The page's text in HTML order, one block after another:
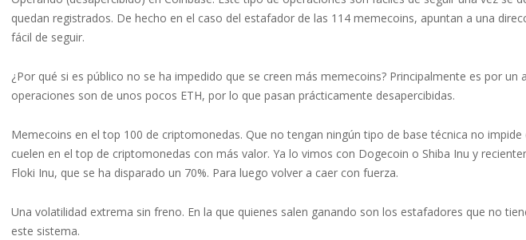
quedan registrados. De hecho en el caso del estafador de las 114 memecoins, apuntan a una
fácil de seguir.
¿Por qué si es público no se ha impedido que se creen más memecoins? Principalmente es por un
operaciones son de unos pocos ETH, por lo que pasan prácticamente desapercibidas.
Memecoins en el top 100 de criptomonedas. Que no tengan ningún tipo de base técnica no
cuelen en el top de criptomonedas con más valor. Ya lo vimos con Dogecoin o Shiba Inu y
Floki Inu, que se ha disparado un 70%. Para luego volver a caer con fuerza.
Una volatilidad extrema sin freno. En la que quienes salen ganando son los estafadores que no
este sistema.